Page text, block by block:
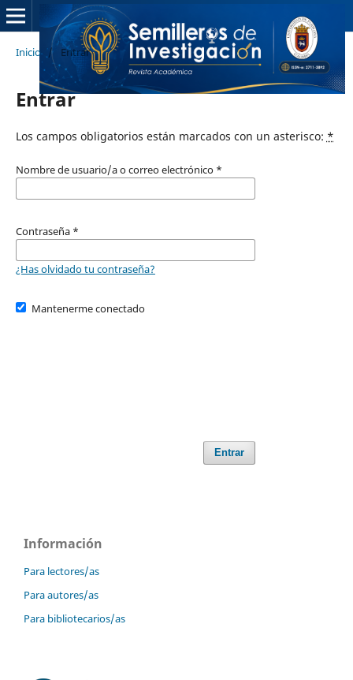
Inicio / Entrar
Entrar
Los campos obligatorios están marcados con un asterisco: *
Nombre de usuario/a o correo electrónico *
Contraseña *
¿Has olvidado tu contraseña?
Mantenerme conectado
Entrar
Información
Para lectores/as
Para autores/as
Para bibliotecarios/as